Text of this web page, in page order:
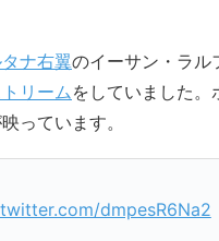
ナ右翼のイーサン・ラル
リーム をしていました。
っています。
dmpesR6Na2